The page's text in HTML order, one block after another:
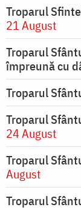
Troparul
21 August
Troparul
împreună cu
Troparul
Troparul
24 August
Troparul
August
Troparul